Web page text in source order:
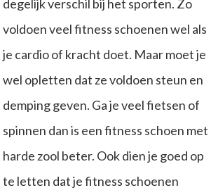
degelijk verschil bij het sporten. Zo
voldoen veel fitness schoenen wel als
je cardio of kracht doet. Maar moet je
wel opletten dat ze voldoen steun en
demping geven. Ga je veel fietsen of
spinnen dan is een fitness schoen met
harde zool beter. Ook dien je goed op
te letten dat je fitness schoenen